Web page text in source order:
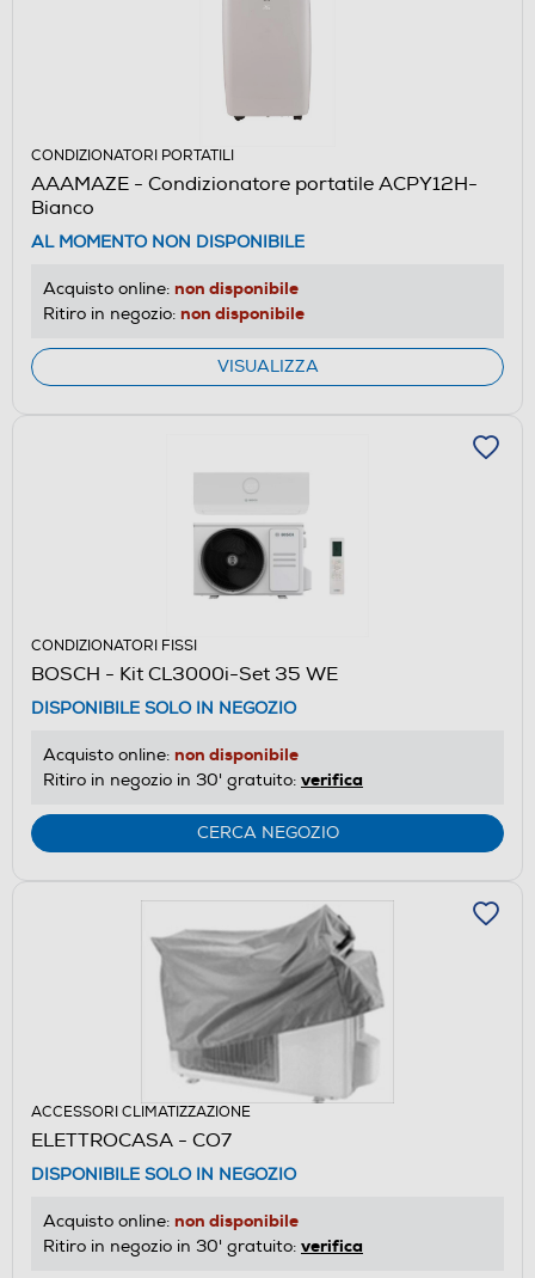
CONDIZIONATORI PORTATILI
AAAMAZE - Condizionatore portatile ACPY12H-
Bianco
AL MOMENTO NON DISPONIBILE
Acquisto online: non disponibile
Ritiro in negozio: non disponibile
VISUALIZZA
CONDIZIONATORI FISSI
BOSCH - Kit CL3000i-Set 35 WE
DISPONIBILE SOLO IN NEGOZIO
Acquisto online: non disponibile
Ritiro in negozio in 30' gratuito: verifica
CERCA NEGOZIO
ACCESSORI CLIMATIZZAZIONE
ELETTROCASA - CO7
DISPONIBILE SOLO IN NEGOZIO
Acquisto online: non disponibile
Ritiro in negozio in 30' gratuito: verifica